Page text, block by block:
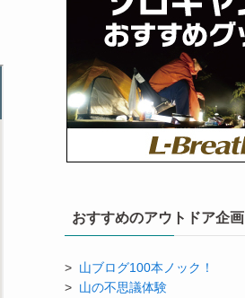
おすすめのアウトドア企画
> 山ブログ100本ノック！
> 山の不思議体験